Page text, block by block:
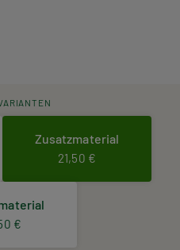
Zusatzmaterial
21,50 €
€